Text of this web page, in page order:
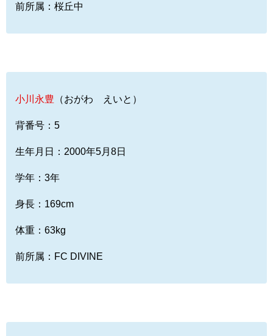
前所属：桜丘中
小川永豊 （おがわ えいと）
背番号：5
生年月日：2000年5月8日
学年：3年
身長：169cm
体重：63kg
前所属：FC DIVINE